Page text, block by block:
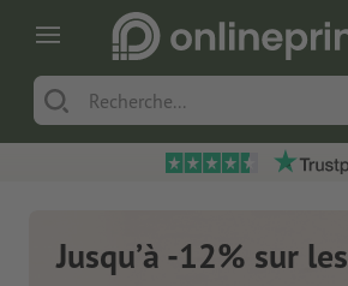
Jusqu’à -12% sur les